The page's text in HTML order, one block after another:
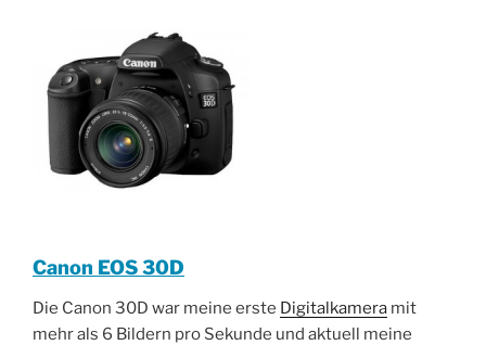
Canon EOS 30D
Die Canon 30D war meine erste Digitalkamera mit
mehr als 6 Bildern pro Sekunde und aktuell meine